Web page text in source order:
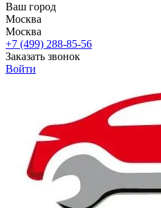
Ваш город
Москва
Москва
+7 (499) 288-85-56
Заказать звонок
Войти